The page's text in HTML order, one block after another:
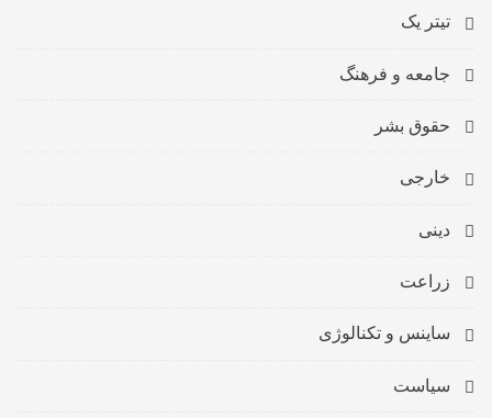
تیتر یک
جامعه و فرهنگ
حقوق بشر
خارجی
دینی
زراعت
ساینس و تکنالوژی
سیاست